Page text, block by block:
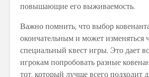
повышающие его выживаемость.
Важно помнить, что выбор
окончательным и может изменяться
специальный квест игры. Это дает
игрокам попробовать разные
тот, который лучше всего подходит